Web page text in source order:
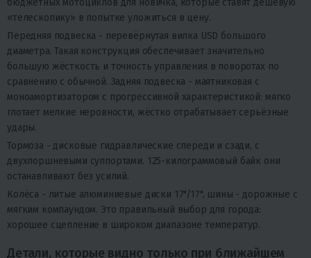
бюджетных мотоциклов для новичка, которые ставят дешёвую
«телескопику» в попытке уложиться в цену.
Передняя подвеска - перевёрнутая вилка USD большого
диаметра. Такая конструкция обеспечивает значительно
большую жёсткость и точность управления в поворотах по
сравнению с обычной. Задняя подвеска - маятниковая с
моноамортизатором с прогрессивной характеристикой: мягко
глотает мелкие неровности, жёстко отрабатывает серьёзные
удары.
Тормоза - дисковые гидравлические спереди и сзади, с
двухпоршневыми суппортами. 125-килограммовый байк они
останавливают без усилий.
Колёса - литые алюминиевые диски 17"/17", шины - дорожные с
мягким компаундом. Это правильный выбор для города:
хорошее сцепление в широком диапазоне температур.
Детали, которые видно только при ближайшем